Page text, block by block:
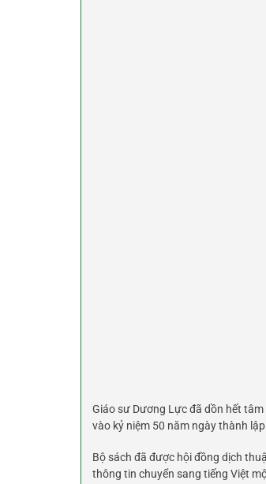
Giáo sư Dương Lực đã dồn hết
vào kỷ niệm 50 năm ngày thành
Bộ sách đã được hội đồng dịch
thông tin chuyển sang tiếng Việt